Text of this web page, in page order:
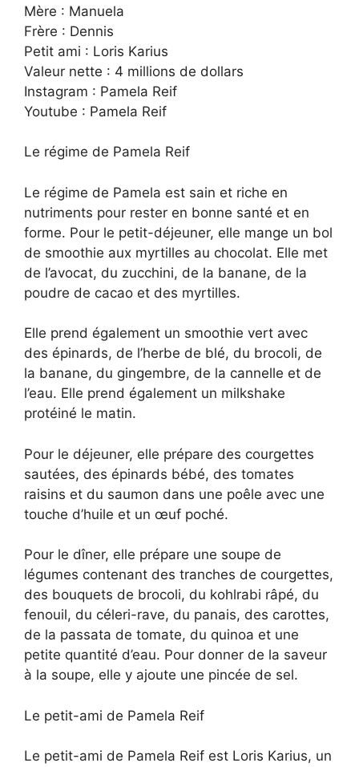
Mère : Manuela
Frère : Dennis
Petit ami : Loris Karius
Valeur nette : 4 millions de dollars
Instagram : Pamela Reif
Youtube : Pamela Reif
Le régime de Pamela Reif
Le régime de Pamela est sain et riche en
nutriments pour rester en bonne santé et en
forme. Pour le petit-déjeuner, elle mange un bol
de smoothie aux myrtilles au chocolat. Elle met
de l’avocat, du zucchini, de la banane, de la
poudre de cacao et des myrtilles.
Elle prend également un smoothie vert avec
des épinards, de l’herbe de blé, du brocoli, de
la banane, du gingembre, de la cannelle et de
l’eau. Elle prend également un milkshake
protéiné le matin.
Pour le déjeuner, elle prépare des courgettes
sautées, des épinards bébé, des tomates
raisins et du saumon dans une poêle avec une
touche d’huile et un œuf poché.
Pour le dîner, elle prépare une soupe de
légumes contenant des tranches de courgettes,
des bouquets de brocoli, du kohlrabi râpé, du
fenouil, du céleri-rave, du panais, des carottes,
de la passata de tomate, du quinoa et une
petite quantité d’eau. Pour donner de la saveur
à la soupe, elle y ajoute une pincée de sel.
Le petit-ami de Pamela Reif
Le petit-ami de Pamela Reif est Loris Karius, un